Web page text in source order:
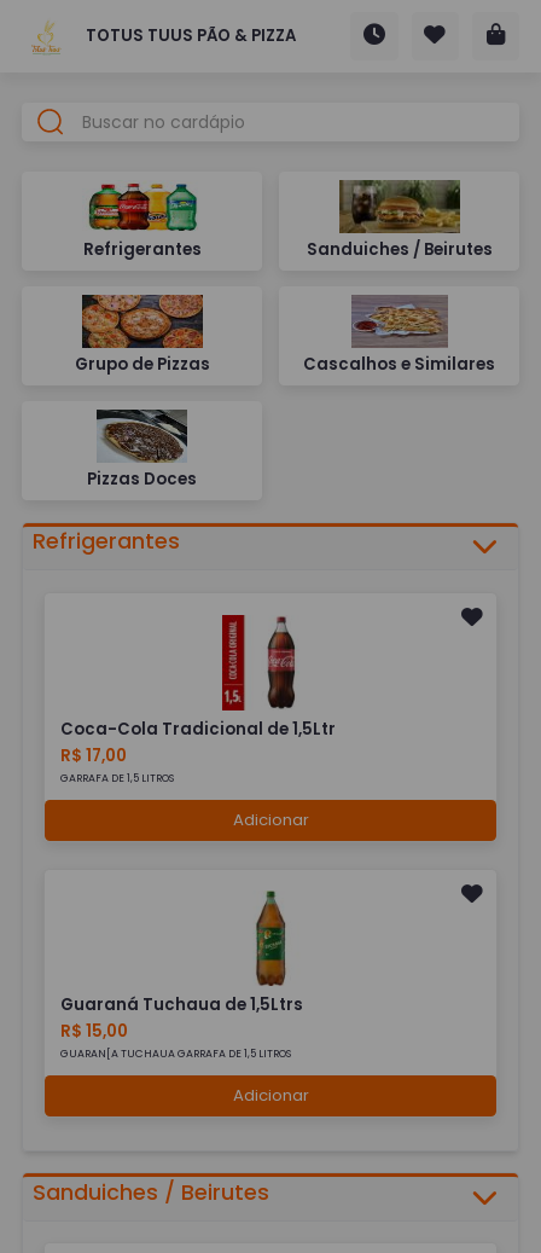
TOTUS TUUS PÃO & PIZZA
Refrigerantes Sanduiches / Beirutes
Grupo de Pizzas Cascalhos e Similares
Pizzas Doces
Refrigerantes
Coca-Cola Tradicional de 1,5Ltr
R$ 17,00
GARRAFA DE 1,5 LITROS
Adicionar
Guaraná Tuchaua de 1,5Ltrs
R$ 15,00
GUARAN[A TUCHAUA GARRAFA DE 1,5 LITROS
Adicionar
Sanduiches / Beirutes